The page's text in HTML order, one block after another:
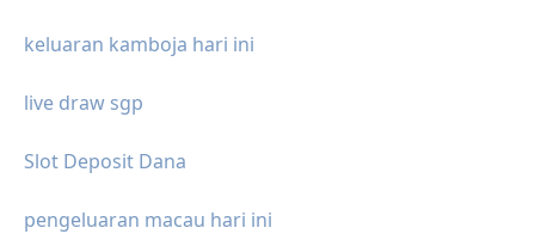
keluaran kamboja hari ini
live draw sgp
Slot Deposit Dana
pengeluaran macau hari ini